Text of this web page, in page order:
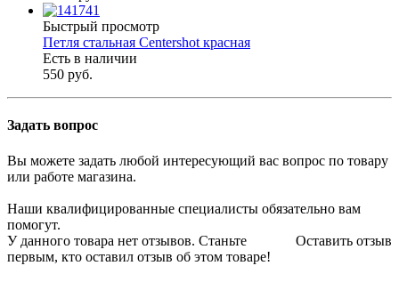
Быстрый просмотр
Петля стальная Centershot красная
Есть в наличии
550 руб.
Задать вопрос
Вы можете задать любой интересующий вас вопрос по товару
или работе магазина.
Наши квалифицированные специалисты обязательно вам
помогут.
Оставить отзыв
У данного товара нет отзывов. Станьте
первым, кто оставил отзыв об этом товаре!